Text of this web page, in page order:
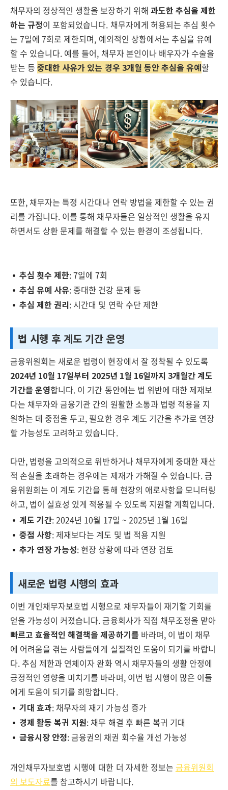
채무자의 정상적인 생활을 보장하기 위해 과도한 추심을 제한
하는 규정이 포함되었습니다. 채무자에게 허용되는 추심 횟수
는 7일에 7회로 제한되며, 예외적인 상황에서는 추심을 유예
할 수 있습니다. 예를 들어, 채무자 본인이나 배우자가 수술을
받는 등중대한 사유가 있는 경우 3개월 동안 추심을 유예할
수 있습니다.
또한, 채무자는 특정 시간대나 연락 방법을 제한할 수 있는 권
리를 가집니다. 이를 통해 채무자들은 일상적인 생활을 유지
하면서도 상환 문제를 해결할 수 있는 환경이 조성됩니다.
추심 횟수 제한: 7일에 7회
추심 유예 사유: 중대한 건강 문제 등
추심 제한 권리: 시간대 및 연락 수단 제한
법 시행 후 계도 기간 운영
금융위원회는 새로운 법령이 현장에서 잘 정착될 수 있도록
2024년 10월 17일부터 2025년 1월 16일까지 3개월간 계도
기간을 운영합니다. 이 기간 동안에는 법 위반에 대한 제재보
다는 채무자와 금융기관 간의 원활한 소통과 법령 적용을 지
원하는 데 중점을 두고, 필요한 경우 계도 기간을 추가로 연장
할 가능성도 고려하고 있습니다.
다만, 법령을 고의적으로 위반하거나 채무자에게 중대한 재산
적 손실을 초래하는 경우에는 제재가 가해질 수 있습니다. 금
융위원회는 이 계도 기간을 통해 현장의 애로사항을 모니터링
하고, 법이 실효성 있게 적용될 수 있도록 지원할 계획입니다.
계도 기간: 2024년 10월 17일 ~ 2025년 1월 16일
중점 사항: 제재보다는 계도 및 법 적용 지원
추가 연장 가능성: 현장 상황에 따라 연장 검토
새로운 법령 시행의 효과
이번 개인채무자보호법 시행으로 채무자들이 재기할 기회를
얻을 가능성이 커졌습니다. 금융회사가 직접 채무조정을 맡아
빠르고 효율적인 해결책을 제공하기를 바라며, 이 법이 채무
에 어려움을 겪는 사람들에게 실질적인 도움이 되기를 바랍니
다. 추심 제한과 연체이자 완화 역시 채무자들의 생활 안정에
긍정적인 영향을 미치기를 바라며, 이번 법 시행이 많은 이들
에게 도움이 되기를 희망합니다.
기대 효과: 채무자의 재기 가능성 증가
경제 활동 복귀 지원: 채무 해결 후 빠른 복귀 기대
금융시장 안정: 금융권의 채권 회수율 개선 가능성
개인채무자보호법 시행에 대한 더 자세한 정보는 금융위원회
의 보도자료를 참고하시기 바랍니다.